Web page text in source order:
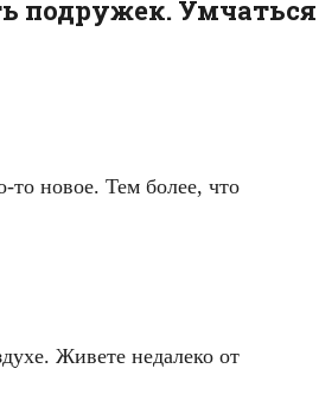
подружек. Умчаться
то новое. Тем более, что
Живете недалеко от